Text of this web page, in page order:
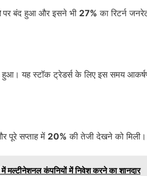
पर बंद हुआ और इसने भी 27% का रिटर्न
यह स्टॉक ट्रेडर्स के लिए इस समय
पूरे सप्ताह में 20% की तेजी देखने को मिली।
मल्टीनेशनल कंपनियों में निवेश करने का शानदार